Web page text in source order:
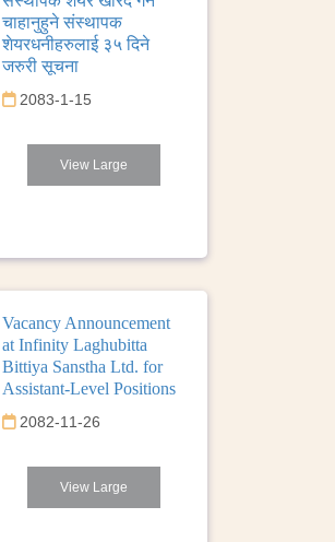
चाहानुहुने संस्थापक
शेयरधनीहरुलाई ३५ दिने
जरुरी सूचना
2083-1-15
View Large
Vacancy Announcement
at Infinity Laghubitta
Bittiya Sanstha Ltd. for
Assistant-Level Positions
2082-11-26
View Large